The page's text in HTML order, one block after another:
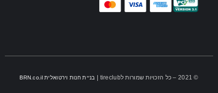
© 2021 – כל הזכויות שמורות לtireclub | בניית חנות וירטואלית BRN.co.il